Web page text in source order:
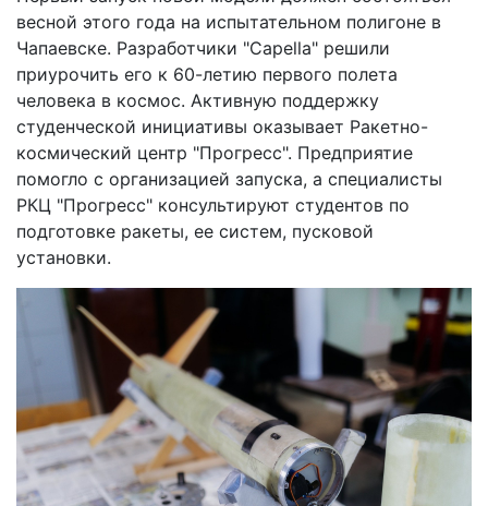
весной этого года на испытательном полигоне в
Чапаевске. Разработчики "Capella" решили
приурочить его к 60-летию первого полета
человека в космос. Активную поддержку
студенческой инициативы оказывает Ракетно-
космический центр "Прогресс". Предприятие
помогло с организацией запуска, а специалисты
РКЦ "Прогресс" консультируют студентов по
подготовке ракеты, ее систем, пусковой
установки.